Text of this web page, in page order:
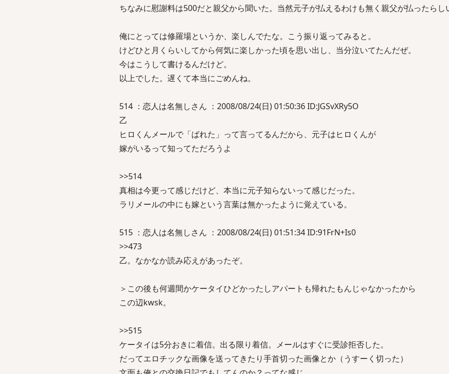
ちなみに慰謝料は500だと親父から聞いた。当然元子が払えるわけも無く親父が払ったらし
俺にとっては修羅場というか、楽しんでたな。こう振り返ってみると。
けどひと月くらいしてから何気に楽しかった頃を思い出し、当分泣いてたんだぜ。
今はこうして書けるんだけど。
以上でした。遅くて本当にごめんね。
514 ：恋人は名無しさん ：2008/08/24(日) 01:50:36 ID:JGSvXRy5O
乙
ヒロくんメールで「ばれた」って言ってるんだから、元子はヒロくんが
嫁がいるって知ってただろうよ
>>514
真相は今更って感じだけど、本当に元子知らないって感じだった。
ラリメールの中にも嫁という言葉は無かったように覚えている。
515 ：恋人は名無しさん ：2008/08/24(日) 01:51:34 ID:91FrN+Is0
>>473
乙。なかなか読み応えがあったぞ。
＞この後も何週間かケータイひどかったしアパートも帰れたもんじゃなかったから
この辺kwsk。
>>515
ケータイは5分おきに着信。出る限り着信。メールはすぐに受診拒否した。
だってエロチックな画像を送ってきたり手首切った画像とか（うすーく切った）